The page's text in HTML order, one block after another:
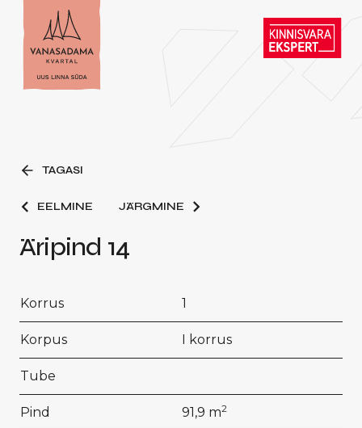
TAGASI
EELMINE JÄRGMINE
Äripind 14
Korrus 1
Korpus I korrus
Tube
Pind 91,9 m2